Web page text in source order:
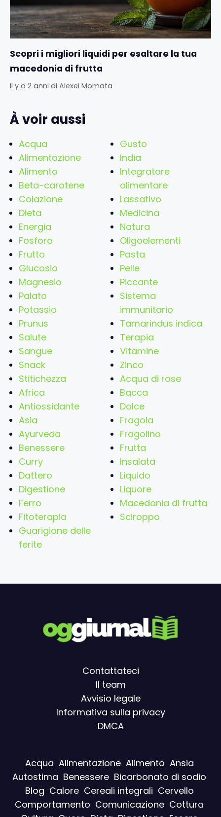
Scopri i migliori liquidi per esaltare la tua
macedonia di frutta
Il y a 2 anni di Alexei Momata
À voir aussi
Acqua
Alimentazione
Alimento
Beta-carotene
Colazione
Dieta
Energia
Fosforo
Frutto
Glucosio
Magnesio
Palato
Potassio
Prunus
Salute
Sangue
Snack
Stitichezza
Africa
Antiossidante
Asia
Ayurveda
Benessere
Curry
Dattero
Digestione
Ferro
Fitoterapia
Guarigione delle
ferite
Gusto
India
Integratore
alimentare
Lassativo
Medicina
Natura
Oligoelementi
Pasta
Pelle
Piccante
Sistema
immunitario
Tamarindus indica
Terapia
Vitamine
Zinco
Acqua di rose
Bacca
Dolce
Fragola
Fragolino
Frutta
Insalata
Liquido
Liquore
Macedonia di frutta
Sciroppo
Contattateci
Il team
Avvisio legale
Informativa sulla privacy
DMCA
Acqua Alimentazione Alimento Ansia
Autostima Benessere Bicarbonato di sodio
Blog Calore Cereali integrali Cervello
Comportamento Comunicazione Cottura